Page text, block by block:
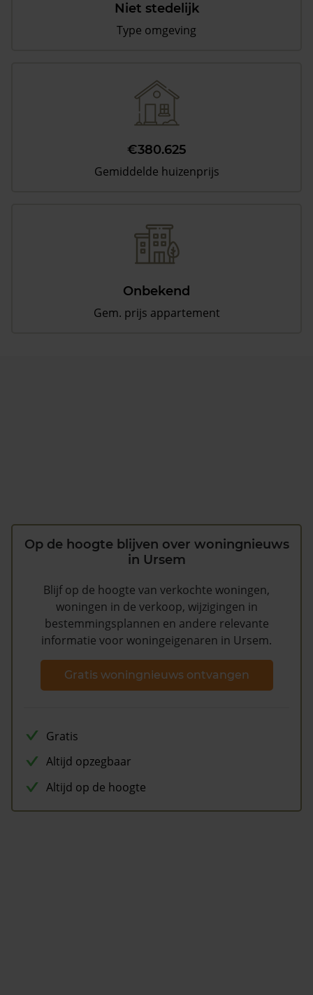
Niet stedelijk
Type omgeving
€380.625
Gemiddelde huizenprijs
Onbekend
Gem. prijs appartement
Op de hoogte blijven over woningnieuws
in Ursem
Blijf op de hoogte van verkochte woningen,
woningen in de verkoop, wijzigingen in
bestemmingsplannen en andere relevante
informatie voor woningeigenaren in Ursem.
Gratis woningnieuws ontvangen
Gratis
Altijd opzegbaar
Altijd op de hoogte